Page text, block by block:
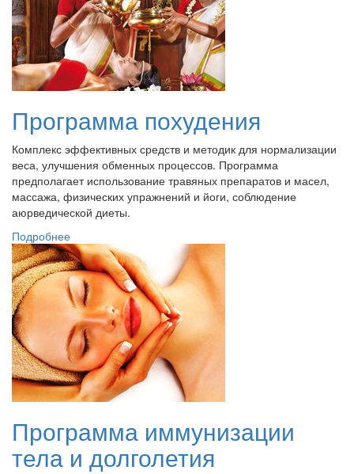
Программа похудения
Комплекс эффективных средств и методик для нормализации
веса, улучшения обменных процессов. Программа
предполагает использование травяных препаратов и масел,
массажа, физических упражнений и йоги, соблюдение
аюрведической диеты.
Подробнее
Программа иммунизации
тела и долголетия